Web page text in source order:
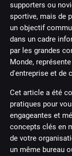
supporters ou
sportive, mais de
un objectif
dans un cadre
par les grandes
Monde,
d'entreprise et de
Cet article a été
pratiques pour
engageantes et
concepts clés en
de votre
un même bureau